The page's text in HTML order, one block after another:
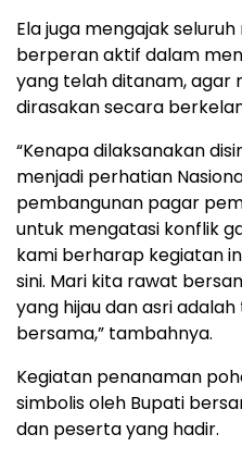
Ela juga mengajak
berperan aktif dalam
yang telah ditanam, agar
dirasakan secara
“Kenapa dilaksanakan
menjadi perhatian
pembangunan pagar
untuk mengatasi konflik
kami berharap kegiatan
sini. Mari kita rawat
yang hijau dan asri
bersama,” tambahnya.
Kegiatan penanaman
simbolis oleh Bupati
dan peserta yang hadir.